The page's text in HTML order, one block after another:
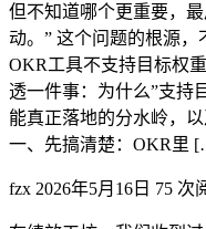
但不知道哪个更重要，
动。” 这个问题的根源
OKR工具不支持目标权
透一件事：为什么”支持
能真正落地的分水岭，
一、先搞清楚：OKR里
fzx 2026年5月16日 75 次